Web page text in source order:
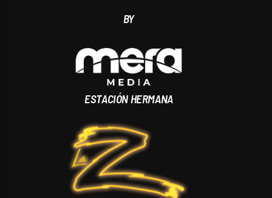
BY
ESTACIÓN HERMANA